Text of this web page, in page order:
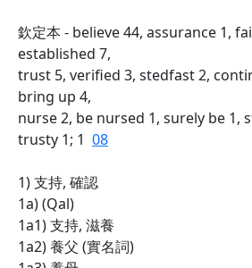
欽定本 - believe 44, assurance 1,
established 7,
trust 5, verified 3, stedfast 2,
bring up 4,
nurse 2, be nursed 1, surely be 1,
trusty 1; 1 08
1) 支持, 確認
1a) (Qal)
1a1) 支持, 滋養
1a2) 養父 (實名詞)